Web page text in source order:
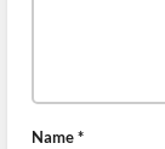
Name*